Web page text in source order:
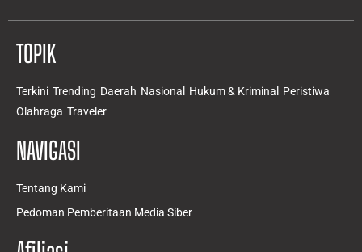
TOPIK
Terkini Trending Daerah Nasional Hukum & Kriminal
Peristiwa
Olahraga Traveler
NAVIGASI
Tentang Kami
Pedoman Pemberitaan Media Siber